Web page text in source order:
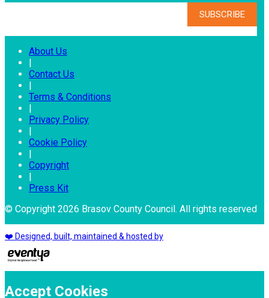
About Us
|
Contact Us
|
Terms & Conditions
|
Privacy Policy
|
Cookie Policy
|
Copyright
|
Press Kit
© Copyright 2026 Brasov County Council. All rights reserved
❤️ Designed, built, maintained & hosted by
Accept Cookies